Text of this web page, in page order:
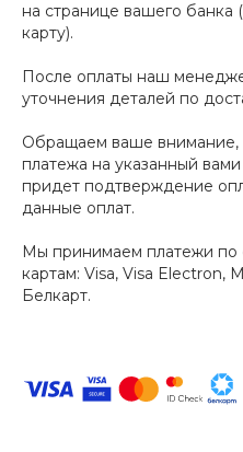
на странице вашего
карту).
После оплаты наш
уточнения деталей по
Обращаем ваше внимание,
платежа на указанный
придет подтверждение
данные оплат.
Мы принимаем платежи
картам: Visa, Visa Electron,
Белкарт.